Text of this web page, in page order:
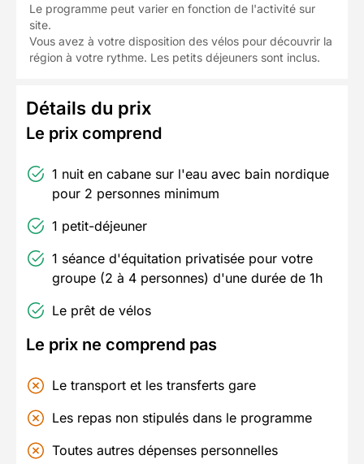
Le programme peut varier en fonction de l'activité sur
site.
Vous avez à votre disposition des vélos pour découvrir la
région à votre rythme. Les petits déjeuners sont inclus.
Détails du prix
Le prix comprend
1 nuit en cabane sur l'eau avec bain nordique
pour 2 personnes minimum
1 petit-déjeuner
1 séance d'équitation privatisée pour votre
groupe (2 à 4 personnes) d'une durée de 1h
Le prêt de vélos
Le prix ne comprend pas
Le transport et les transferts gare
Les repas non stipulés dans le programme
Toutes autres dépenses personnelles